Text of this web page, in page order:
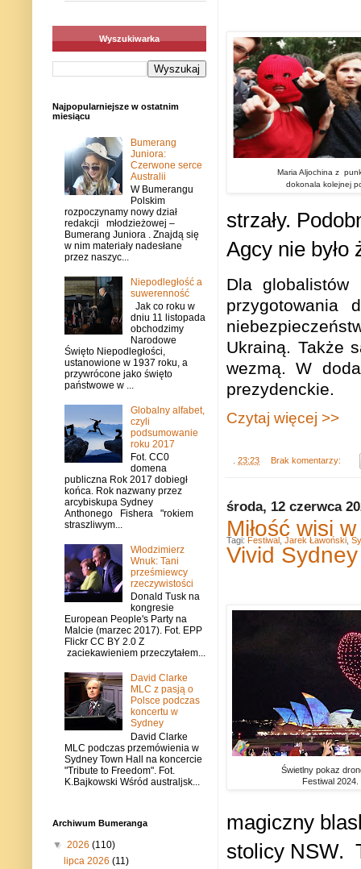
Maria Aljochina z
dokonala kolejnej
strzały.
Agcy nie było
Dla globalistów
przygotowania
Ukrainą. Także
wezmą. W
prezydenckie.
Czytaj więcej >>
23:23 Brak komentarzy:
środa, 12 czerwca
Miłość wisi
Vivid Sydney
Świetlny pokaz
Festiwal
magiczny
stolicy NSW.
Tagi: Festiwal Jarek Ławoński
Wyszukiwarka
Najpopularniejsze w ostatnim
miesiącu
Bumerang
Juniora:
Czerwone serce
Australii
W Bumerangu
Polskim
rozpoczynamy nowy dział
redakcji młodzieżowej –
Bumerang Juniora . Znajdą się
w nim materiały nadesłane
przez naszyc...
Niepodległość a
suwerenność
Jak co roku w
dniu 11 listopada
obchodzimy
Narodowe
Święto Niepodległości,
ustanowione w 1937 roku, a
przywrócone jako święto
państwowe w ...
Globalny alfabet,
czyli
podsumowanie
roku 2017
Fot. CC0
domena
publiczna Rok 2017 dobiegł
końca. Rok nazwany przez
arcybiskupa Sydney
Anthonego Fishera "rokiem
straszliwym...
Włodzimierz
Wnuk: Tani
prześmiewcy
rzeczywistości
Donald Tusk na
kongresie
European People's Party na
Malcie (marzec 2017). Fot. EPP
Flickr CC BY 2.0 Z
zaciekawieniem przeczytałem...
David Clarke
MLC z pasją o
Polsce podczas
koncertu w
Sydney
David Clarke
MLC podczas przemówienia w
Sydney Town Hall na koncercie
"Tribute to Freedom". Fot.
K.Bajkowski Wśród australjsk...
Archiwum Bumeranga
▼ 2026 (110)
lipca 2026(11)